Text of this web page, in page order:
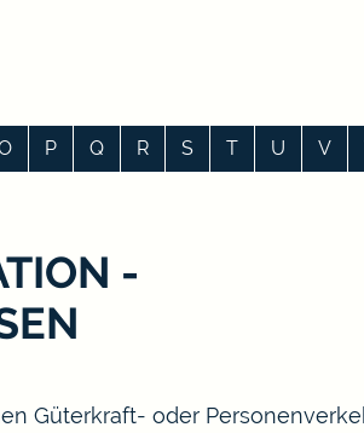
P Q R S T U V
-
Güterkraft- oder